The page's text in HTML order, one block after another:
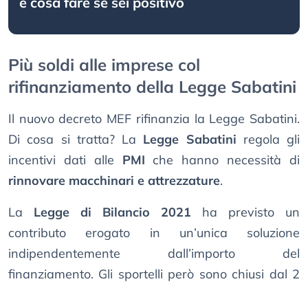
Più soldi alle imprese col
rifinanziamento della Legge Sabatini
Il nuovo decreto MEF rifinanzia la Legge Sabatini.
Di cosa si tratta? La Legge Sabatini regola gli
incentivi dati alle PMI che hanno necessità di
rinnovare macchinari e attrezzature.
La Legge di Bilancio 2021 ha previsto un
contributo erogato in un’unica soluzione
indipendentemente dall’importo del
finanziamento. Gli sportelli però sono chiusi dal 2